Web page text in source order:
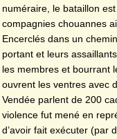
numéraire, le bataillon
compagnies chouannes
Encerclés dans un
portant et leurs
les membres et bourrant
ouvrent les ventres avec
Vendée parlent de 200
violence fut mené en
d’avoir fait exécuter (par